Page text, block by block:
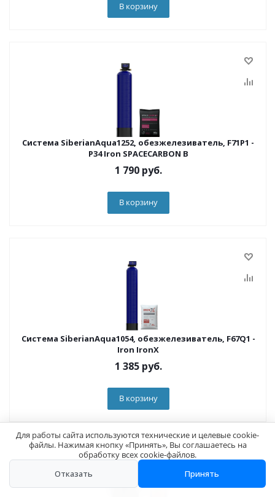
В корзину
Система SiberianAqua1252, обезжелезиватель, F71P1 -
P34 Iron SPACECARBON B
1 790руб.
В корзину
Система SiberianAqua1054, обезжелезиватель, F67Q1 -
Iron IronX
1 385руб.
В корзину
Для работы сайта используются технические и целевые cookie-
файлы. Нажимая кнопку «Принять», Вы соглашаетесь на
обработку всех cookie-файлов.
Отказать
Принять